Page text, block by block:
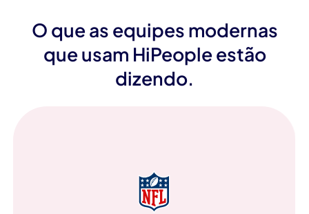
O que as equipes modernas
que usam HiPeople estão
dizendo.